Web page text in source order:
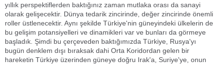
yıllık perspektiflerden baktığınız zaman mutlaka orası da sanayi
olarak gelişecektir. Dünya tedarik zincirinde, değer zincirinde önemli
roller üstlenecektir. Aynı şekilde Türkiye'nin güneyindeki ülkelerin de
bu gelişim potansiyelleri ve dinamikleri var ve bunları da görmeye
başladık. Şimdi bu çerçeveden baktığımızda Türkiye, Rusya'yı
bugün denklem dışı bıraksak dahi Orta Koridordan gelen bir
hareketin Türkiye üzerinden güneye doğru Irak'a, Suriye'ye, onun